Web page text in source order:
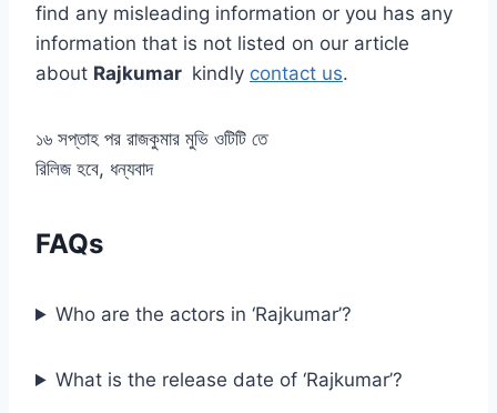
find any misleading information or you has any
information that is not listed on our article
about Rajkumar kindly contact us.
১৬ সপ্তাহ পর রাজকুমার মুভি ওটিটি তে
রিলিজ হবে, ধন্যবাদ
FAQs
Who are the actors in ‘Rajkumar’?
What is the release date of ‘Rajkumar’?